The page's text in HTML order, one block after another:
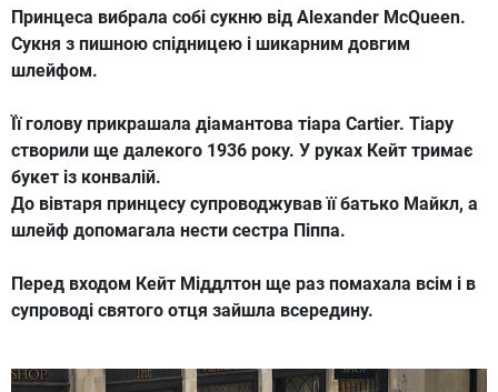
Принцеса вибрала собі сукню від Alexander McQueen.
Сукня з пишною спідницею і шикарним довгим
шлейфом.
Її голову прикрашала діамантова тіара Cartier. Тіару
створили ще далекого 1936 року. У руках Кейт тримає
букет із конвалій.
До вівтаря принцесу супроводжував її батько Майкл, а
шлейф допомагала нести сестра Піппа.
Перед входом Кейт Міддлтон ще раз помахала всім і в
супроводі святого отця зайшла всередину.